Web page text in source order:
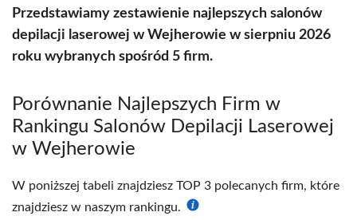
Przedstawiamy zestawienie najlepszych salonów
depilacji laserowej w Wejherowie w sierpniu 2026
roku wybranych spośród 5 firm.
Porównanie Najlepszych Firm w
Rankingu Salonów Depilacji Laserowej
w Wejherowie
W poniższej tabeli znajdziesz TOP 3 polecanych firm, które
znajdziesz w naszym rankingu.